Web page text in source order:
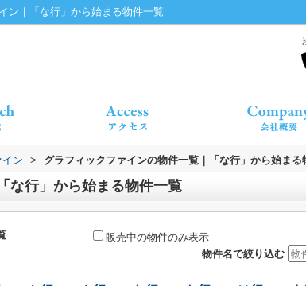
ン｜「な行」から始まる物件一覧
ン > グラフィックファインの物件一覧｜「な行」から始まる
な行」から始まる物件一覧
販売中の物件のみ表示
物件名で絞り込む